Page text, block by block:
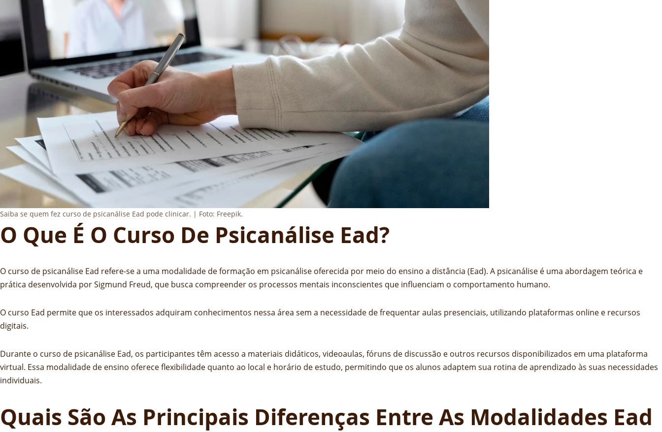
Saiba se quem fez curso de psicanálise Ead pode clinicar. | Foto: Freepik.
O Que É O Curso De Psicanálise Ead?
O curso de psicanálise Ead refere-se a uma modalidade de formação em psicanálise oferecida por meio do ensino a distância (Ead). A psicanálise é uma abordagem teórica e
prática desenvolvida por Sigmund Freud, que busca compreender os processos mentais inconscientes que influenciam o comportamento humano.
O curso Ead permite que os interessados adquiram conhecimentos nessa área sem a necessidade de frequentar aulas presenciais, utilizando plataformas online e recursos
digitais.
Durante o curso de psicanálise Ead, os participantes têm acesso a materiais didáticos, videoaulas, fóruns de discussão e outros recursos disponibilizados em uma plataforma
virtual. Essa modalidade de ensino oferece flexibilidade quanto ao local e horário de estudo, permitindo que os alunos adaptem sua rotina de aprendizado às suas necessidades
individuais.
Quais São As Principais Diferenças Entre As Modalidades Ead